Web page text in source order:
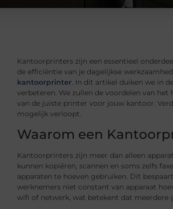
Kantoorprinters zijn een essentieel
de efficiëntie van je dagelijkse
kantoorprinter. In dit artikel duiken we in
verbeteren. We zullen de voordelen van
van de juiste printer voor jouw kantoor.
mogelijk verloopt.
Waarom een
Kantoorprinters zijn meer dan alleen
kunnen kopiëren, scannen en soms zelfs
apparaten te hoeven gebruiken. Dit
werknemers niet constant van apparaat
wifi of netwerk, wat betekent dat meerdere